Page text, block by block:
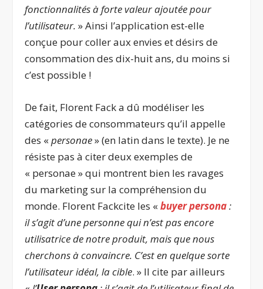
fonctionnalités à forte valeur ajoutée pour
l’utilisateur. » Ainsi l’application est-elle
conçue pour coller aux envies et désirs de
consommation des dix-huit ans, du moins si
c’est possible !
De fait, Florent Fack a dû modéliser les
catégories de consommateurs qu’il appelle
des «personae» (en latin dans le texte). Je ne
résiste pas à citer deux exemples de
« personae » qui montrent bien les ravages
du marketing sur la compréhension du
monde. Florent Fackcite les «buyer persona:
il s’agit d’une personne qui n’est pas encore
utilisatrice de notre produit, mais que nous
cherchons à convaincre. C’est en quelque sorte
l’utilisateur idéal, la cible. » Il cite par ailleurs